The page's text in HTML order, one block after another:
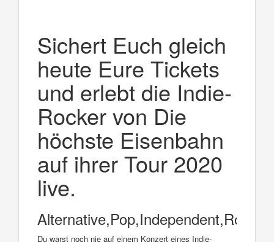
Sichert Euch gleich
heute Eure Tickets
und erlebt die Indie-
Rocker von Die
höchste Eisenbahn
auf ihrer Tour 2020
live.
Alternative,Pop,Independent,Rock
Du warst noch nie auf einem Konzert eines Indie-